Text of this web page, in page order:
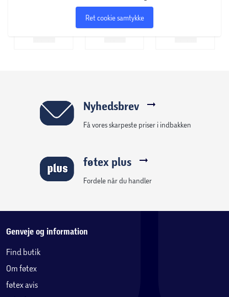
Ret cookie samtykke
Nyhedsbrev
Få vores skarpeste priser i indbakken
føtex plus
Fordele når du handler
Genveje og information
Find butik
Om føtex
føtex avis